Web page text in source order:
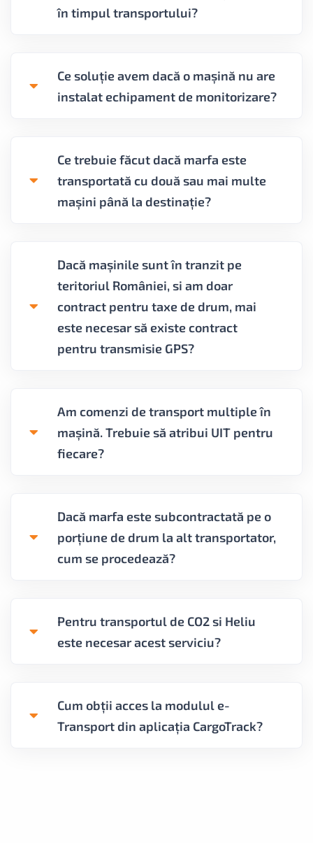
în timpul transportului?
Ce soluție avem dacă o mașină nu are
instalat echipament de monitorizare?
Ce trebuie făcut dacă marfa este
transportată cu două sau mai multe
mașini până la destinație?
Dacă mașinile sunt în tranzit pe
teritoriul României, si am doar
contract pentru taxe de drum, mai
este necesar să existe contract
pentru transmisie GPS?
Am comenzi de transport multiple în
mașină. Trebuie să atribui UIT pentru
fiecare?
Dacă marfa este subcontractată pe o
porțiune de drum la alt transportator,
cum se procedează?
Pentru transportul de CO2 si Heliu
este necesar acest serviciu?
Cum obții acces la modulul e-
Transport din aplicația CargoTrack?